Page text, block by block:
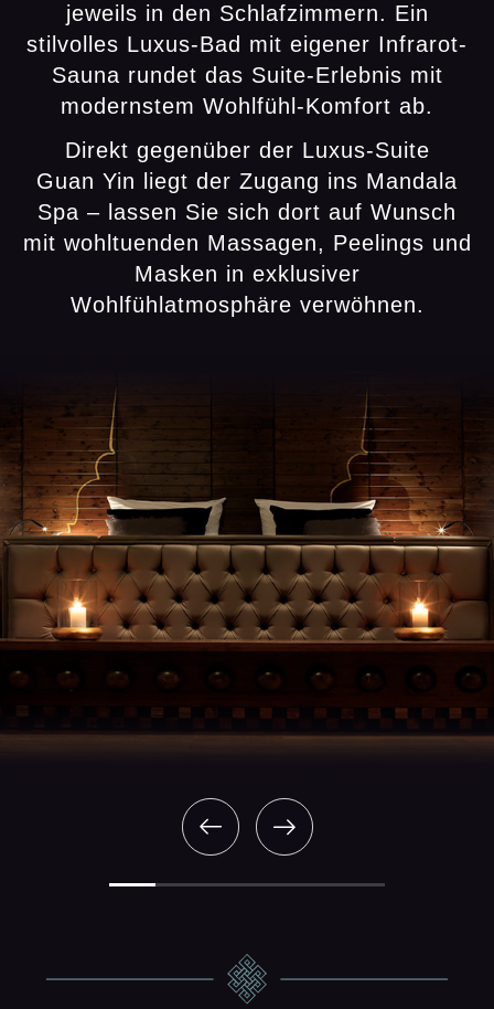
jeweils in den Schlafzimmern. Ein
stilvolles Luxus-Bad mit eigener Infrarot-
Sauna rundet das Suite-Erlebnis mit
modernstem Wohlfühl-Komfort ab.
Direkt gegenüber der Luxus-Suite
Guan Yin liegt der Zugang ins Mandala
Spa – lassen Sie sich dort auf Wunsch
mit wohltuenden Massagen, Peelings und
Masken in exklusiver
Wohlfühlatmosphäre verwöhnen.